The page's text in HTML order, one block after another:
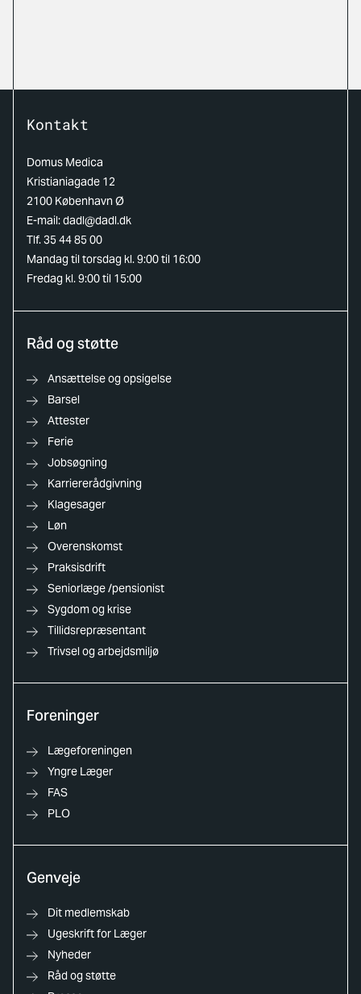
Kontakt
Domus Medica
Kristianiagade 12
2100 København Ø
E-mail:dadl@dadl.dk
Tlf. 35 44 85 00
Mandag til torsdag kl. 9:00 til 16:00
Fredag kl. 9:00 til 15:00
Råd og støtte
Ansættelse og opsigelse
Barsel
Attester
Ferie
Jobsøgning
Karriererådgivning
Klagesager
Løn
Overenskomst
Praksisdrift
Seniorlæge /pensionist
Sygdom og krise
Tillidsrepræsentant
Trivsel og arbejdsmiljø
Foreninger
Lægeforeningen
Yngre Læger
FAS
PLO
Genveje
Dit medlemskab
Ugeskrift for Læger
Nyheder
Råd og støtte